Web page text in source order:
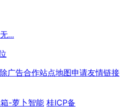
...
广告合作站点地图申请友情链接
-萝卜智能 桂ICP备